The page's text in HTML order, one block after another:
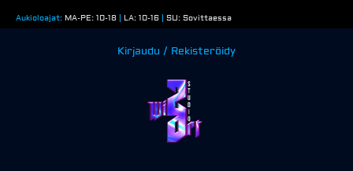
sisältöön
Aukioloajat: MA-PE: 10-18 | LA: 10-16 | SU: Sovittaessa
Kirjaudu / Rekisteröidy